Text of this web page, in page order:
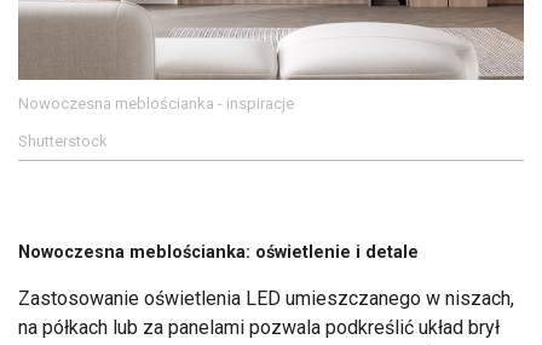
Nowoczesna meblościanka - inspiracje
Shutterstock
Nowoczesna meblościanka: oświetlenie i detale
Zastosowanie oświetlenia LED umieszczanego w niszach,
na półkach lub za panelami pozwala podkreślić układ brył